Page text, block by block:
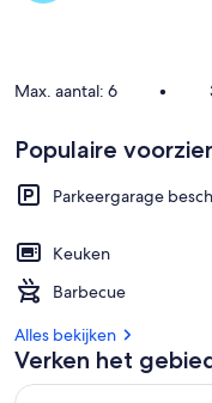
Max. aantal: 6 •
Populaire
Parkeergarage
Keuken
Barbecue
Alles bekijken
Verken het